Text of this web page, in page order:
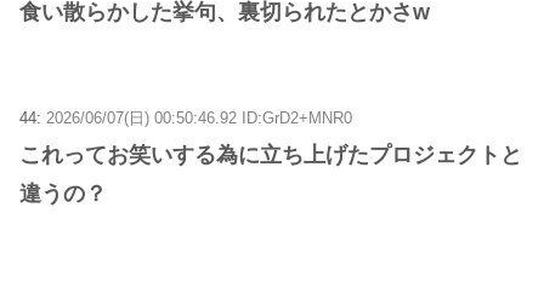
食い散らかした挙句、裏切られたとかさw
44: 2026/06/07(日) 00:50:46.92 ID:GrD2+MNR0
これってお笑いする為に立ち上げたプロジェクトと
違うの？